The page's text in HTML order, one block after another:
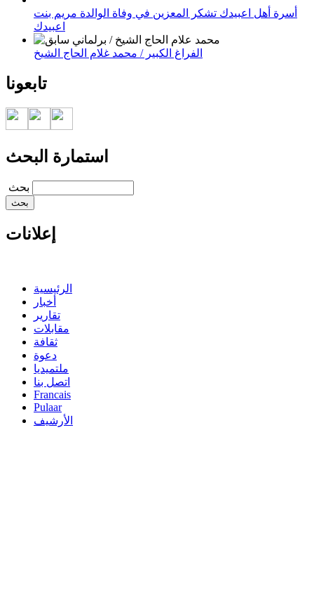
أسرة أهل اعبيدك تشكر المعزين في وفاة الوالدة مريم بنت
اعبيدك
الفراغ الكبير / محمد غلام الحاج الشيخ
تابعونا
استمارة البحث
‏بحث ‏
إعلانات
الرئيسية
أخبار
تقارير
مقابلات
ثقافة
دعوة
ملتميديا
اتصل بنا
Francais
Pulaar
الأرشيف